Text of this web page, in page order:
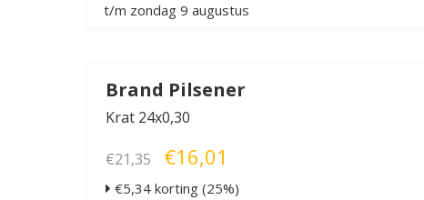
t/m zondag 9 augustus
Brand Pilsener
Krat 24x0,30
€21,35 €16,01
€5,34 korting (25%)